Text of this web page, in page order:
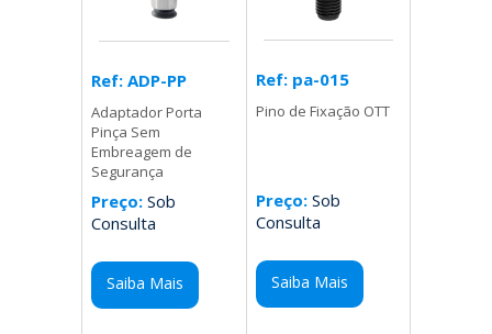
Ref: ADP-PP
Adaptador Porta
Pinça Sem
Embreagem de
Segurança
Preço: Sob
Consulta
Saiba Mais
Ref: pa-015
Pino de Fixação OTT
Preço:Sob
Consulta
Saiba Mais